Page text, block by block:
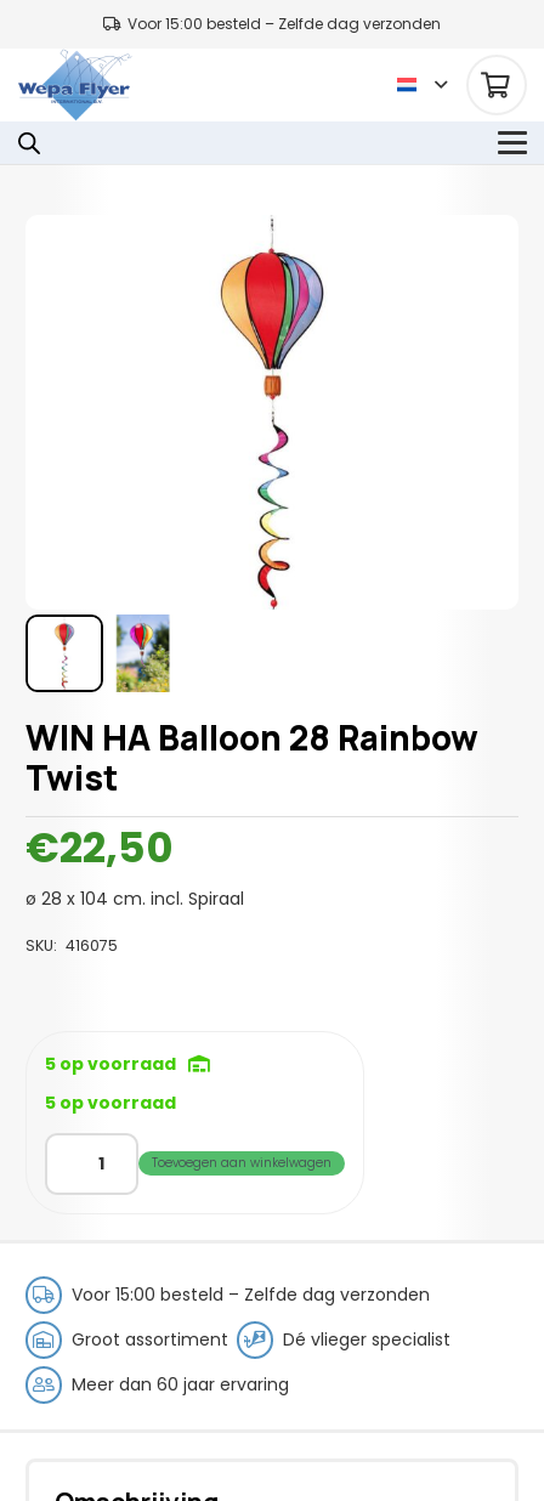
Voor 15:00 besteld – Zelfde dag verzonden
WIN HA Balloon 28 Rainbow
Twist
€22,50
ø 28 x 104 cm. incl. Spiraal
SKU: 416075
5 op voorraad
5 op voorraad
WIN
Balloon
Twist
aantal
Toevoegen aan winkelwagen
Voor 15:00 besteld – Zelfde dag verzonden
Groot assortiment
Dé vlieger specialist
Meer dan 60 jaar ervaring